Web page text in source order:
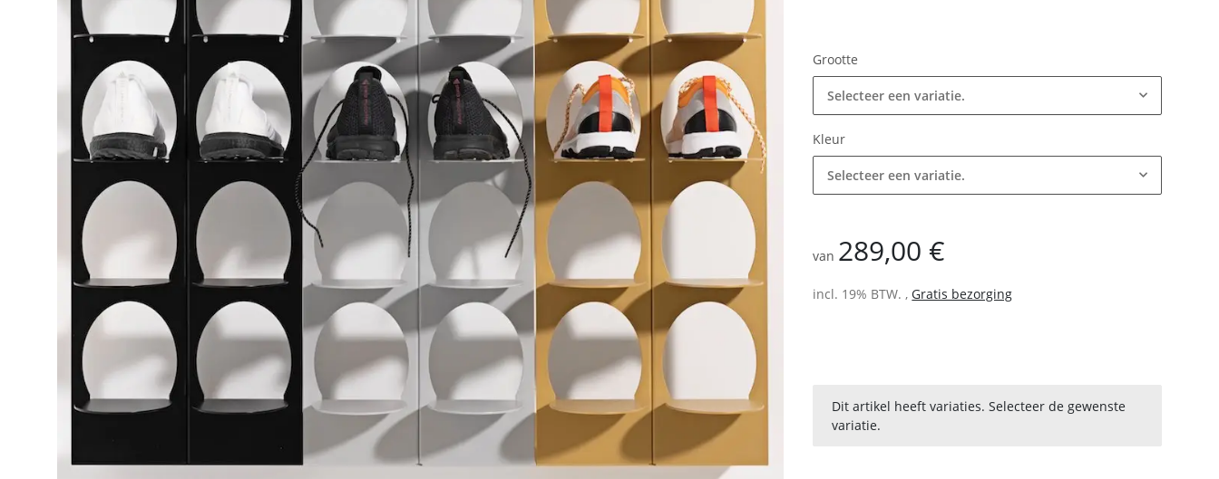
Grootte
Selecteer een variatie.
Kleur
Selecteer een variatie.
van 289,00 €
incl. 19% BTW. ,Gratis bezorging
x
Dit artikel heeft variaties. Selecteer de gewenste
variatie.